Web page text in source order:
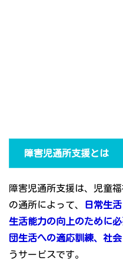
障害児通所支援とは
障害児通所支援は、児童
の通所によって、
日常生
生活能力の向上のために
団生活への適応訓練、社
うサービスです。